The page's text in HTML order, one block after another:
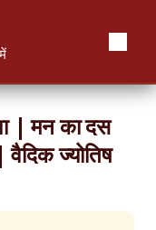
| मन का दस
ज्योतिष